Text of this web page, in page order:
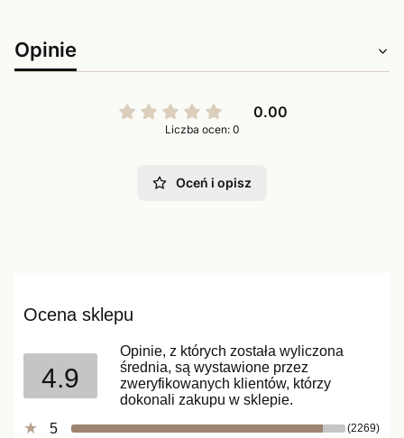
Opinie
0.00
Liczba ocen: 0
Oceń i opisz
Ocena sklepu
4.9
Opinie, z których została wyliczona
średnia, są wystawione przez
zweryfikowanych klientów, którzy
dokonali zakupu w sklepie.
5
(2269)